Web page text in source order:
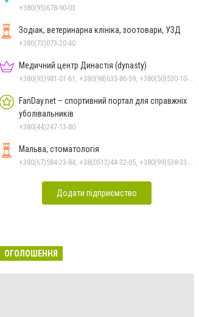
+380(95)678-90-03
Зодіак, ветеринарна клініка, зоотовари, УЗД
+380(73)073-20-40
Медичний центр Династія (dynasty)
FanDay.net – спортивний портал для справжніх
уболівальників
+380(44)247-13-80
Мальва, стоматологія
Додати підприємство
ОГОЛОШЕННЯ